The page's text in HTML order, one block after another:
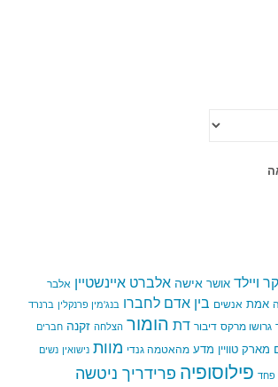
ויילד אושר אישה אלברט איינשטיין אלבר
אמת אנשים בין אדם לחברו בנג'מין פרנקלין ברנרד
גרושו מרקס דיבור דת הומור הצלחה זקנה חברים
מארק טוויין מדע מהאטמה גנדי מוות נישואין נשים
פחד פילוסופיה פרידריך ניטשה